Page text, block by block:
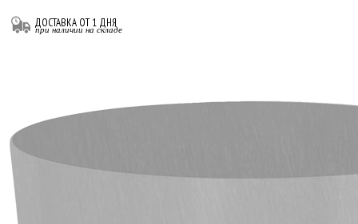
ДОСТАВКА ОТ 1 ДНЯ
при наличии на складе